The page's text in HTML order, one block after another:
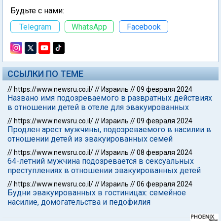
Будьте с нами:
Telegram
WhatsApp Facebook
ССЫЛКИ ПО ТЕМЕ
// https://www.newsru.co.il/// Израиль //09 февраля 2024
Названо имя подозреваемого в развратных действиях
в отношении детей в отеле для эвакуированных
// https://www.newsru.co.il/// Израиль //09 февраля 2024
Продлен арест мужчины, подозреваемого в насилии в
отношении детей из эвакуированных семей
// https://www.newsru.co.il/// Израиль //08 февраля 2024
64-летний мужчина подозревается в сексуальных
преступлениях в отношении эвакуированных детей
// https://www.newsru.co.il/// Израиль //06 февраля 2024
Будни эвакуированных в гостиницах: семейное
насилие, домогательства и педофилия